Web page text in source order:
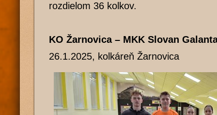
rozdielom 36 kolkov.
KO Žarnovica – MKK Slovan
26.1.2025, kolkáreň Žarnovica